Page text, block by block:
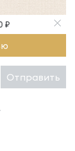
₽
Отправить